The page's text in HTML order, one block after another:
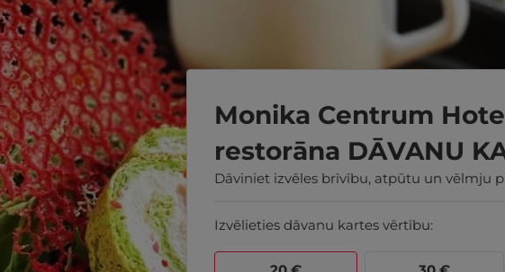
Monika Centrum
restorāna DĀVANU
Dāviniet izvēles brīvību, atpūtu un vēlmju
Izvēlieties dāvanu kartes vērtību: